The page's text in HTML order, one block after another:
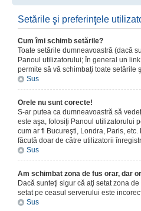
Setările şi preferinţele
Cum îmi schimb setările?
Toate setările dumneavoastră (dacă
Panoul utilizatorului; în general un
permite să vă schimbaţi toate setările
Sus
Orele nu sunt corecte!
S-ar putea ca dumneavoastră să
este aşa, folosiţi Panoul utilizatorului
cum ar fi Bucureşti, Londra, Paris,
făcută doar de către utilizatorii
Sus
Am schimbat zona de fus orar, dar
Dacă sunteţi sigur că aţi setat zona
setat pe ceasul serverului este
Sus